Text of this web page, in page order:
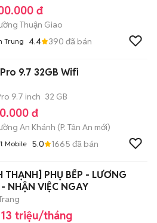
đ
Thuận Giao
Trung 4.4 390 đã bán
9.7 32GB Wifi
9.7 inch 32 GB
đ
An Khánh (P. Tân An mới)
Mobile 5.0 1665 đã bán
THẠNH] PHỤ BẾP - LƯƠNG
- NHẬN VIỆC NGAY
triệu/tháng